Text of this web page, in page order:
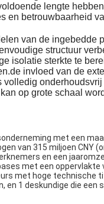
lengte
en betrouwbaarheid
van de ingebedde
structuur
isolatie sterkte te
invloed van de
op grote schaal
met een
van 315 miljoen CNY
en een
met een
met hoge technische
1 deskundige die een